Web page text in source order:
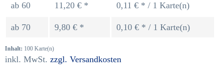
ab 60 11,20 € * 0,11 € * / 1 Karte(n)
ab 70 9,80 € * 0,10 € * / 1 Karte(n)
Inhalt: 100 Karte(n)
inkl. MwSt. zzgl. Versandkosten